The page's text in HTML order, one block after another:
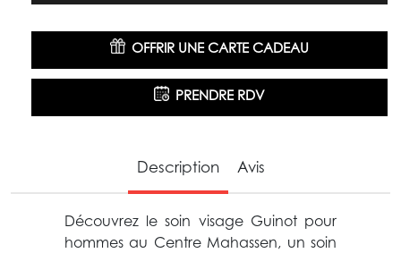
OFFRIR UNE CARTE CADEAU
PRENDRE RDV
Description Avis
Découvrez le soin visage Guinot pour
hommes au Centre Mahassen, un soin